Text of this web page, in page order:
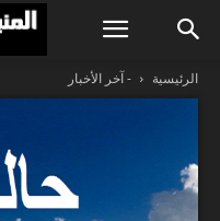
الرئيسية - آخر الأخبار